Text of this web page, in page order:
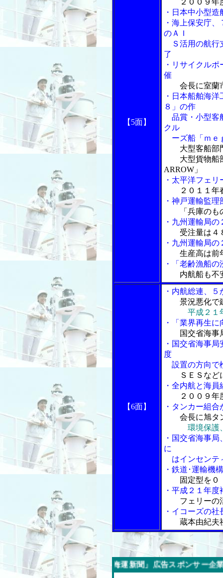
【5面】
２００９年
・日本中小型
・海上保安庁
のＡＩ
Ｓ活用の航
了
・リサイクル
催
会長に室蘭
・日本船舶海
８」の作
品賞・小型客
クル
ーズ船「ｍｅ
大型客船部
大型貨物船部
ARROW」
・太平洋フェ
２０１１年
・神戸運輸監
「兵庫の
・九州運輸局
受注量は４
・九州運輸局
生産高は前
・「老齢漁船
内航船も不
【6面】
・内航総連、
景況悪化で
平成２１
・「業界再生
国交省海
・国交省海事
度
設置の方向で
ＳＥＳなど
・全内航と海
２００９年
・タンカー組
会長に旭タ
環境保護
・国交省海事
に
はインセンテ
・鉄道･運輸機
固定型を０
・平成２１年
フェリーの
・イコーズの
蔵本由紀夫
今週の「内航海運新聞」広告スポンサー企業